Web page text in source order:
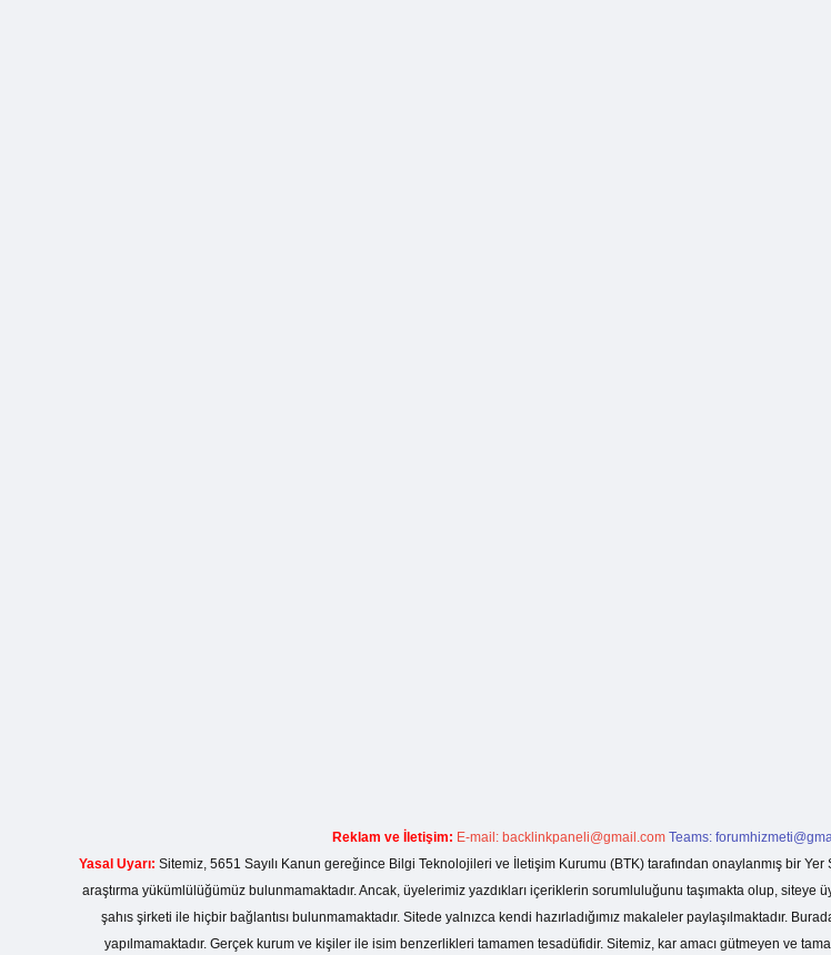
Reklam ve İletişim: E-mail: backlinkpaneli@gmail.com Teams:
Yasal Uyarı: Sitemiz, 5651 Sayılı Kanun gereğince Bilgi Teknolojileri ve İletişim Kurumu (BTK) tarafından onaylanmış bir
araştırma yükümlülüğümüz bulunmamaktadır. Ancak, üyelerimiz yazdıkları içeriklerin sorumluluğunu taşımakta olup,
şahıs şirketi ile hiçbir bağlantısı bulunmamaktadır. Sitede yalnızca kendi hazırladığımız makaleler paylaşılmaktadır.
yapılmamaktadır. Gerçek kurum ve kişiler ile isim benzerlikleri tamamen tesadüfidir. Sitemiz, kar amacı gütmeyen ve